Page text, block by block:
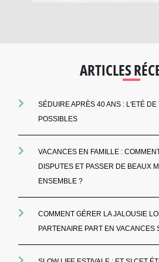
ARTICLES
SÉDUIRE APRÈS 40 ANS : L'ETÉ DE
POSSIBLES
VACANCES EN FAMILLE :
DISPUTES ET PASSER DE BEAUX
ENSEMBLE ?
COMMENT GÉRER LA JALOUSIE
PARTENAIRE PART EN VACANCES